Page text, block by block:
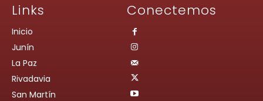
Links
Inicio
Junín
La Paz
Rivadavia
San Martín
Conectemos